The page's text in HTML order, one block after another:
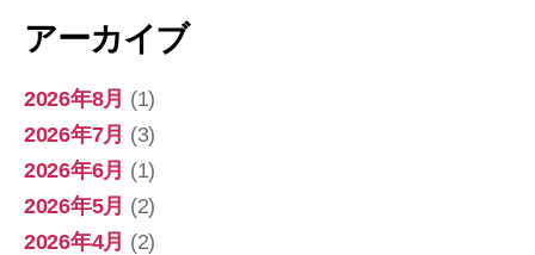
アーカイブ
2026年8月 (1)
2026年7月 (3)
2026年6月 (1)
2026年5月 (2)
2026年4月 (2)